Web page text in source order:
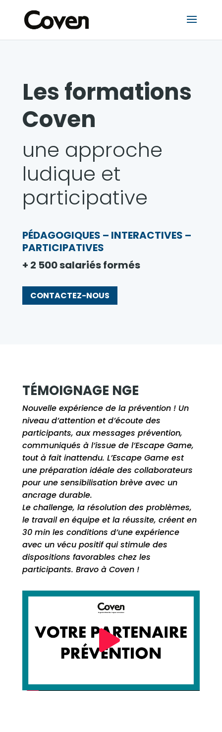
Les formations
Coven
une approche
ludique et
participative
PÉDAGOGIQUES – INTERACTIVES –
PARTICIPATIVES
+ 2 500 salariés formés
CONTACTEZ-NOUS
TÉMOIGNAGE NGE
Nouvelle expérience de la prévention ! Un
niveau d’attention et d’écoute des
participants, aux messages prévention,
communiqués à l’issue de l’Escape Game,
tout à fait inattendu. L’Escape Game est
une préparation idéale des collaborateurs
pour une sensibilisation brève avec un
ancrage durable.
Le challenge, la résolution des problèmes,
le travail en équipe et la réussite, créent en
30 min les conditions d’une expérience
avec un vécu positif qui stimule des
dispositions favorables chez les
participants. Bravo à Coven !